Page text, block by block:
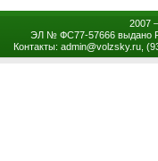
2007
ЭЛ № ФС77-57666 выдано
Контакты: admin@volzsky.ru,